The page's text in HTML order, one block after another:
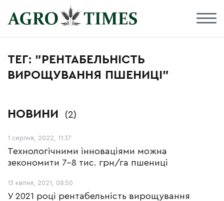
ТЕГ: "РЕНТАБЕЛЬНІСТЬ
ВИРОЩУВАННЯ ПШЕНИЦІ"
НОВИНИ (2)
1 серпня, 2022, 11:37
Технологічними інноваціями можна
зекономити 7-8 тис. грн/га пшениці
13 квітня, 2021, 08:50
У 2021 році рентабельність вирощування